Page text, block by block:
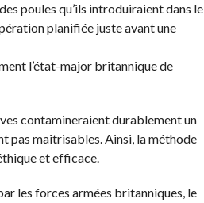
poules qu’ils introduiraient dans le
planifiée juste avant une
l’état-major britannique de
contamineraient durablement un
pas maîtrisables. Ainsi, la méthode
et efficace.
les forces armées britanniques, le